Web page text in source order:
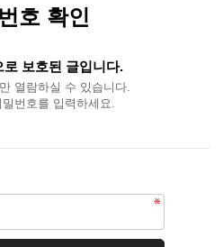
호 확인
로 보호된 글입니다.
열람하실 수 있습니다.
번호를 입력하세요.